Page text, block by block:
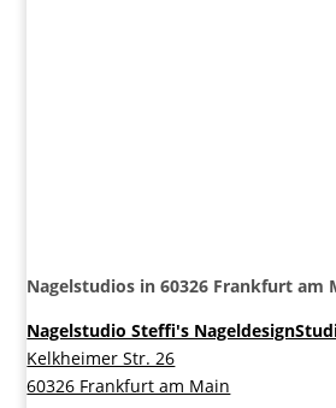
Nagelstudios in 60326 Frankfurt am
Nagelstudio Steffi's
Kelkheimer Str. 26
60326 Frankfurt am Main